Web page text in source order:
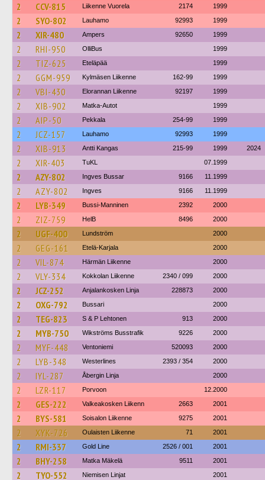
2 CCV-815 Liikenne Vuorela 2174 1999
2 SYO-802 Lauhamo 92993 1999
2 XIR-480 Ampers 92650 1999
2 RHI-950 OlliBus 1999
2 TIZ-625 Eteläpää 1999
2 GGM-959 Kylmäsen Liikenne 162-99 1999
2 VBI-430 Elorannan Liikenne 92197 1999
2 XIB-902 Matka-Autot 1999
2 AIP-50 Pekkala 254-99 1999
2 JCZ-157 Lauhamo 92993 1999
2 XIB-913 Antti Kangas 215-99 1999 2024
2 XIR-403 TuKL 07.1999
2 AZY-802 Ingves Bussar 9166 11.1999
2 AZY-802 Ingves 9166 11.1999
2 LYB-349 Bussi-Manninen 2392 2000
2 ZIZ-759 HelB 8496 2000
2 UGF-400 Lundström 2000
2 GEG-161 Etelä-Karjala 2000
2 VIL-874 Härmän Liikenne 2000
2 VLY-334 Kokkolan Liikenne 2340 / 099 2000
2 JCZ-252 Anjalankosken Linja 228873 2000
2 OXG-792 Bussari 2000
2 TEG-823 S & P Lehtonen 913 2000
2 MYB-750 Wikströms Busstrafik 9226 2000
2 MYF-448 Ventoniemi 520093 2000
2 LYB-348 Westerlines 2393 / 354 2000
2 IYL-287 Åbergin Linja 2000
2 LZR-117 Porvoon 12.2000
2 GES-222 Valkeakosken Liikenn 2663 2001
2 BYS-581 Soisalon Liikenne 9275 2001
2 XYK-726 Oulaisten Liikenne 71 2001
2 RMI-337 Gold Line 2526 / 001 2001
2 BHY-258 Matka Mäkelä 9511 2001
2 TYO-552 Niemisen Linjat 2001